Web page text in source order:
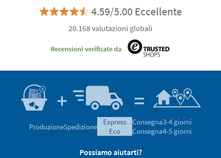
4.59/5.00 Eccellente
20.168 valutazioni globali
Recensioni verificate da
ProduzioneSpedizione
express
eco
Consegna3-4 giorni
Consegna4-5 giorni
Possiamo aiutarti?